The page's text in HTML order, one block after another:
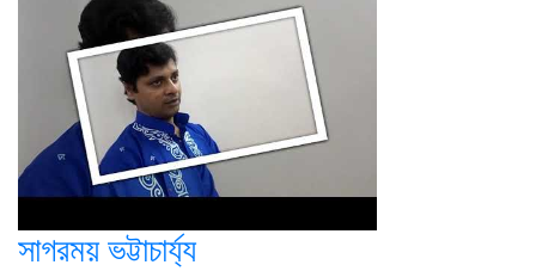
সাগরময় ভট্টাচার্য্য